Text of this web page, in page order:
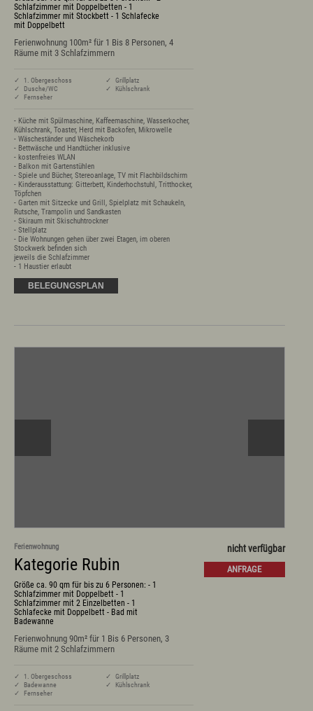
Prospekte
Newsletter
A-Z
Partnerlinks
Presse
Vermieterservice
Wetter
Schlafzimmer mit Doppelbetten - 1
Schlafzimmer mit Stockbett - 1 Schlafecke
mit Doppelbett
Ferienwohnung 100m² für 1 Bis 8 Personen, 4
Räume mit 3 Schlafzimmern
✓ 1. Obergeschoss
✓ Dusche/WC
✓ Fernseher
✓ Grillplatz
✓ Kühlschrank
- Küche mit Spülmaschine, Kaffeemaschine, Wasserkocher,
Kühlschrank, Toaster, Herd mit Backofen, Mikrowelle
- Wäscheständer und Wäschekorb
- Bettwäsche und Handtücher inklusive
- kostenfreies WLAN
- Balkon mit Gartenstühlen
- Spiele und Bücher, Stereoanlage, TV mit Flachbildschirm
- Kinderausstattung: Gitterbett, Kinderhochstuhl, Tritthocker,
Töpfchen
- Garten mit Sitzecke und Grill, Spielplatz mit Schaukeln,
Rutsche, Trampolin und Sandkasten
- Skiraum mit Skischuhtrockner
- Stellplatz
- Die Wohnungen gehen über zwei Etagen, im oberen
Stockwerk befinden sich
jeweils die Schlafzimmer
- 1 Haustier erlaubt
BELEGUNGSPLAN
Ferienwohnung
Kategorie Rubin
Größe ca. 90 qm für bis zu 6 Personen: - 1
Schlafzimmer mit Doppelbett - 1
Schlafzimmer mit 2 Einzelbetten - 1
Schlafecke mit Doppelbett - Bad mit
Badewanne
Ferienwohnung 90m² für 1 Bis 6 Personen, 3
Räume mit 2 Schlafzimmern
✓ 1. Obergeschoss
✓ Badewanne
✓ Fernseher
✓ Grillplatz
✓ Kühlschrank
nicht verfügbar
ANFRAGE